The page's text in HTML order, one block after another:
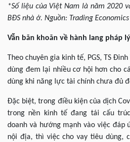
*Số liệu của Việt Nam là năm 2020
BĐS nhà ở. Nguồn: Trading Economics
Vẫn băn khoăn về hành lang pháp
Theo chuyên gia kinh tế, PGS, TS
dùng đem lại nhiều cơ hội hơn cho
dùng khi năng lực tài chính chưa đủ
Đặc biệt, trong điều kiện của dịch
trong nền kinh tế đang tái cấu
doanh và hướng mạnh vào việc đáp
nội địa, thì việc cho vay tiêu dùng,